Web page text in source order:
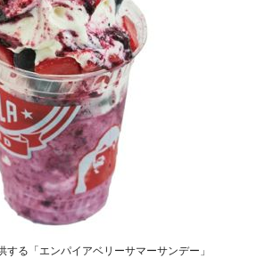
する「エンパイアベリーサマーサンデー」